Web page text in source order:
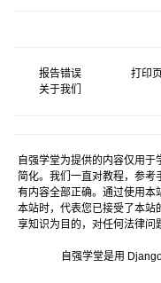
报告错误 打印
关于我们
自强学堂为提供的内容仅用
简化。我们一直对教程，参考
有内容全部正确。通过使用本
本站时，代表您已接受了本站
享知识为目的，对任何法律问
自强学堂是用